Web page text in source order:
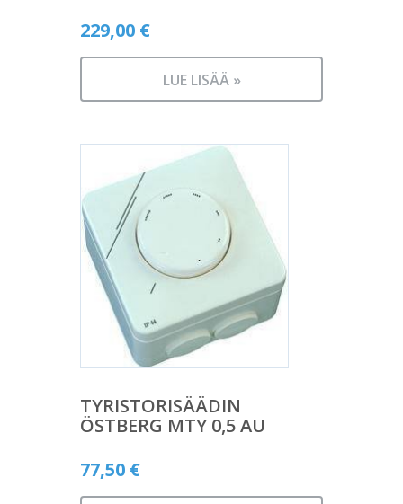
229,00 €
LUE LISÄÄ »
TYRISTORISÄÄDIN
ÖSTBERG MTY 0,5 AU
77,50 €